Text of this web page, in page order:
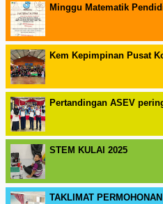
Minggu Matematik
Kem Kepimpinan Pusat
Pertandingan ASEV
STEM KULAI 2025
TAKLIMAT